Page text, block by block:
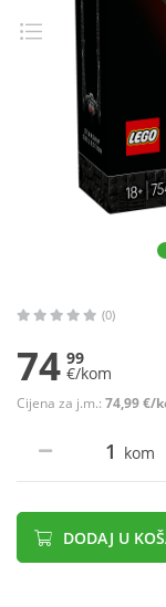
(0)
74 99
€/kom
Cijena za j.m.: 74,99 €/
kom
DODAJ U